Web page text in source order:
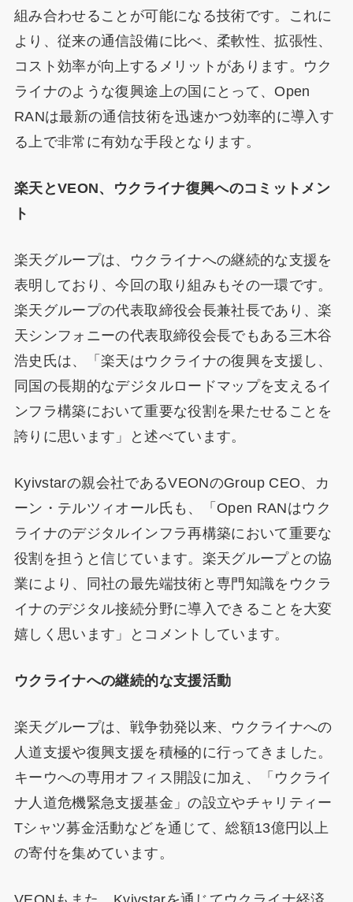
組み合わせることが可能になる技術です。これに
より、従来の通信設備に比べ、柔軟性、拡張性、
コスト効率が向上するメリットがあります。ウク
ライナのような復興途上の国にとって、Open
RANは最新の通信技術を迅速かつ効率的に導入す
る上で非常に有効な手段となります。
楽天とVEON、ウクライナ復興へのコミットメン
ト
楽天グループは、ウクライナへの継続的な支援を
表明しており、今回の取り組みもその一環です。
楽天グループの代表取締役会長兼社長であり、楽
天シンフォニーの代表取締役会長でもある三木谷
浩史氏は、「楽天はウクライナの復興を支援し、
同国の長期的なデジタルロードマップを支えるイ
ンフラ構築において重要な役割を果たせることを
誇りに思います」と述べています。
Kyivstarの親会社であるVEONのGroup CEO、カ
ーン・テルツィオール氏も、「Open RANはウク
ライナのデジタルインフラ再構築において重要な
役割を担うと信じています。楽天グループとの協
業により、同社の最先端技術と専門知識をウクラ
イナのデジタル接続分野に導入できることを大変
嬉しく思います」とコメントしています。
ウクライナへの継続的な支援活動
楽天グループは、戦争勃発以来、ウクライナへの
人道支援や復興支援を積極的に行ってきました。
キーウへの専用オフィス開設に加え、「ウクライ
ナ人道危機緊急支援基金」の設立やチャリティー
Tシャツ募金活動などを通じて、総額13億円以上
の寄付を集めています。